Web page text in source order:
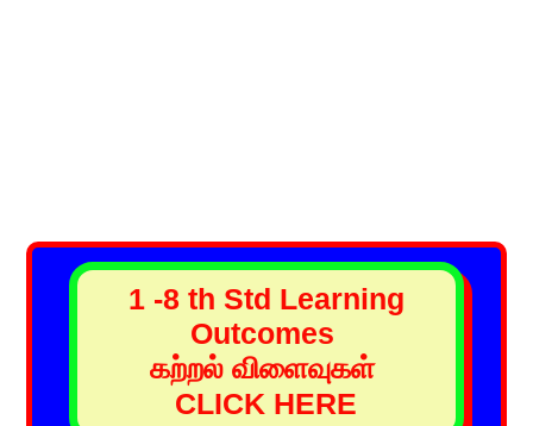
1 -8 th Std Learning
Outcomes
கற்றல் விளைவுகள்
CLICK HERE